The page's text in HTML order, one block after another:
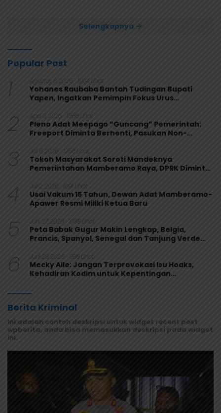
Selengkapnya
Popular Post
1 Agustus 6, 2026 1904 Lihat
Yohanes Raubaba Bantah Tudingan Bupati
Yapen, Ingatkan Pemimpin Fokus Urus
2 April 9, 2026 1366 Lihat
Pleno Adat Meepago “Guncang” Pemerintah:
Freeport Diminta Berhenti, Pasukan Non-
3 Juli 6, 2026 1256 Lihat
Tokoh Masyarakat Soroti Mandeknya
Pemerintahan Mamberamo Raya, DPRK Diminta
4 Juli 2, 2026 1091 Lihat
Usai Vakum 15 Tahun, Dewan Adat Mamberamo-
Apawer Resmi Miliki Ketua Baru
5 Juni 27, 2026 1038 Lihat
Peta Babak Gugur Makin Lengkap, Belgia,
Prancis, Spanyol, Senegal dan Tanjung Verde
6 Juni 29, 2026 996 Lihat
Mecky Alle: Jangan Terprovokasi Isu Hoaks,
Kehadiran Kodim untuk Kepentingan
Berita Kriminal
Ini adalah contoh deskripsi untuk widget recent post
wpberita, anda bisa memasukkan deskripsi pada widget
ini.